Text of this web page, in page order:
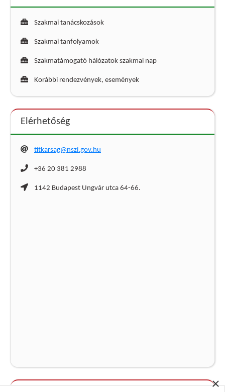
×
Szakmai tanácskozások
Szakmai tanfolyamok
Szakmatámogató hálózatok szakmai nap
Korábbi rendezvények, események
Elérhetőség
titkarsag@nszi.gov.hu
+36 20 381 2988
1142 Budapest Ungvár utca 64-66.